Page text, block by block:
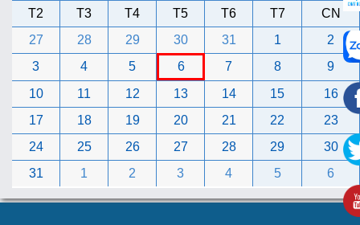
T2 T3 T4 T5 T6 T7
CN
27
28 29 30 31 1
2
3
4 5 6 7 8
9
10
11 12 13 14 15
16
17
18 19 20 21 22
23
24
25 26 27 28 29
30
31
1 2 3 4 5 6